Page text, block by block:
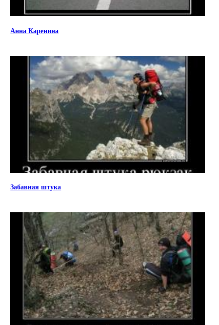
Анна Каренина
Забавная штука